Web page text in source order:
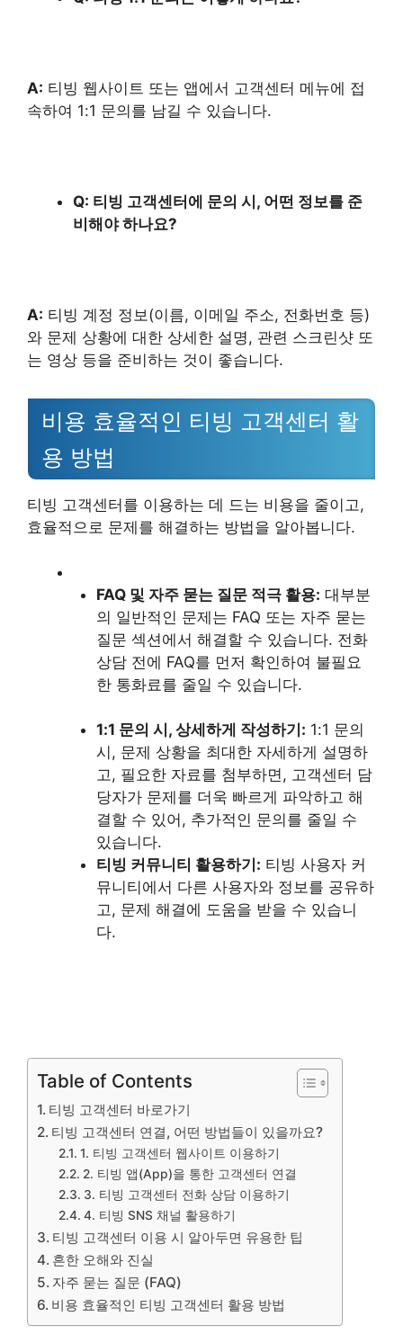
A: 티빙 웹사이트 또는 앱에서 고객센터 메뉴에 접
속하여 1:1 문의를 남길 수 있습니다.
Q: 티빙 고객센터에 문의 시, 어떤 정보를 준
비해야 하나요?
A: 티빙 계정 정보(이름, 이메일 주소, 전화번호 등)
와 문제 상황에 대한 상세한 설명, 관련 스크린샷 또
는 영상 등을 준비하는 것이 좋습니다.
비용 효율적인 티빙 고객센터 활
용 방법
티빙 고객센터를 이용하는 데 드는 비용을 줄이고,
효율적으로 문제를 해결하는 방법을 알아봅니다.
FAQ 및 자주 묻는 질문 적극 활용: 대부분
의 일반적인 문제는 FAQ 또는 자주 묻는
질문 섹션에서 해결할 수 있습니다. 전화
상담 전에 FAQ를 먼저 확인하여 불필요
한 통화료를 줄일 수 있습니다.
1:1 문의 시, 상세하게 작성하기: 1:1 문의
시, 문제 상황을 최대한 자세하게 설명하
고, 필요한 자료를 첨부하면, 고객센터 담
당자가 문제를 더욱 빠르게 파악하고 해
결할 수 있어, 추가적인 문의를 줄일 수
있습니다.
티빙 커뮤니티 활용하기: 티빙 사용자 커
뮤니티에서 다른 사용자와 정보를 공유하
고, 문제 해결에 도움을 받을 수 있습니
다.
Table of Contents
티빙 고객센터 바로가기
티빙 고객센터 연결, 어떤 방법들이 있을까요?
1. 티빙 고객센터 웹사이트 이용하기
2. 티빙 앱(App)을 통한 고객센터 연결
3. 티빙 고객센터 전화 상담 이용하기
4. 티빙 SNS 채널 활용하기
티빙 고객센터 이용 시 알아두면 유용한 팁
흔한 오해와 진실
자주 묻는 질문 (FAQ)
비용 효율적인 티빙 고객센터 활용 방법